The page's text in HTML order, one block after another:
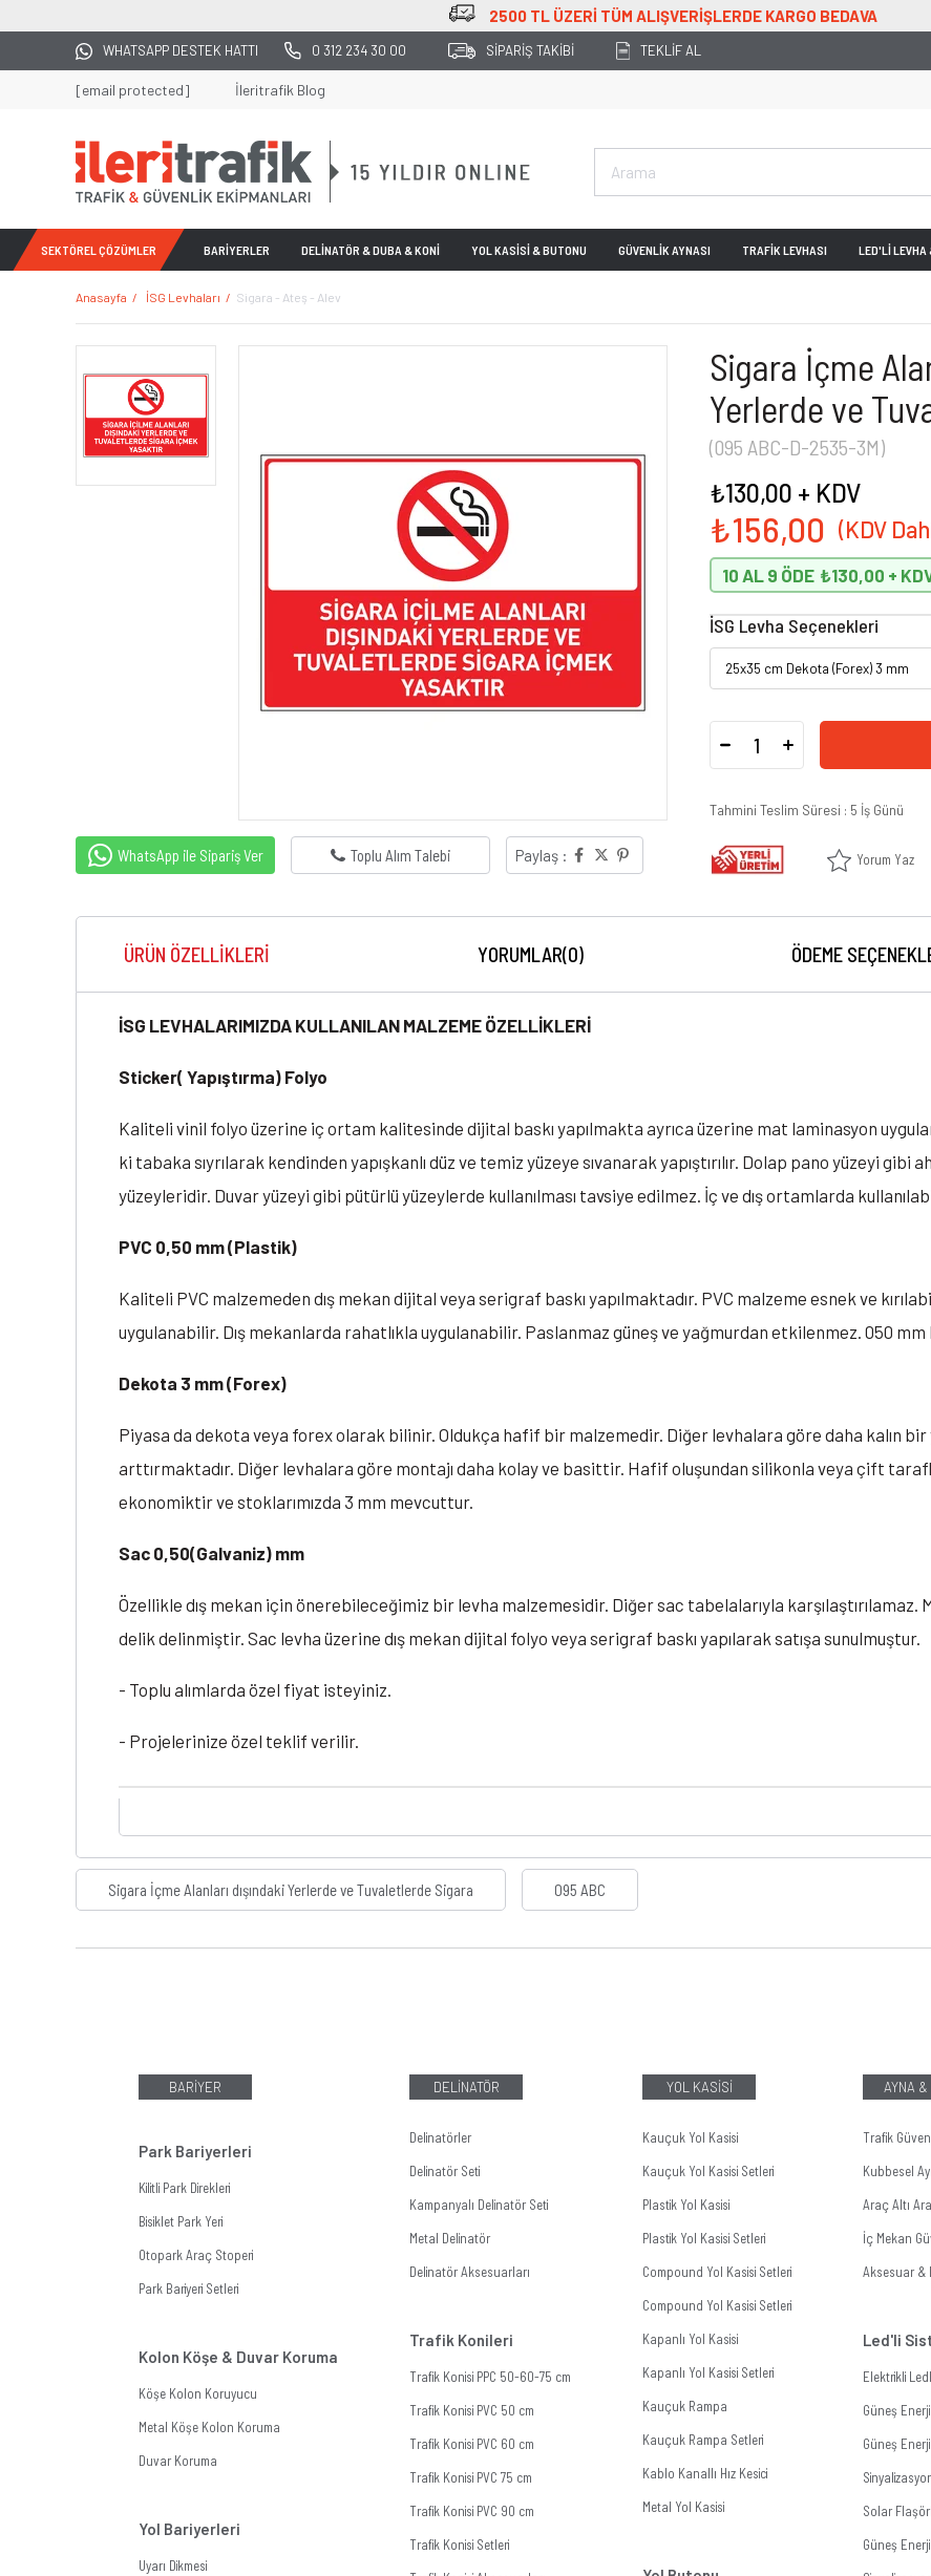
2500 TL ÜZERİ TÜM ALIŞVERİŞLERDE KARGO BEDAVA
WHATSAPP DESTEK HATTI 0 312 234 30 00 SİPARİŞ TAKİBİ TEKLİF AL
[email protected] İleritrafik Blog
SEKTÖREL ÇÖZÜMLER BARİYERLER DELİNATÖR & DUBA & KONİ YOL KASİSİ & BUTONU GÜVENLİK AYNASI TRAFİK LEVHASI LED'Lİ LEVHA
Anasayfa İSG Levhaları Sigara - Ateş - Alev
WhatsApp ile Sipariş Ver Toplu Alım Talebi Paylaş :
Sigara İçme
Yerlerde ve
(095 ABC-D-2535-3M)
₺156,00
₺130,00 + KDV
10 AL 9 ÖDE ₺130,00
İSG Levha Seçenekleri
Tahmini Teslim Süresi : 5 İş Günü
Yorum Yaz
ÜRÜN ÖZELLIKLERI YORUMLAR(0) ÖDEME
İSG LEVHALARIMIZDA KULLANILAN MALZEME ÖZELLİKLERİ
Sticker( Yapıştırma) Folyo
Kaliteli vinil folyo üzerine iç ortam kalitesinde dijital baskı yapılmakta ayrıca üzerine mat laminasyon
ki tabaka sıyrılarak kendinden yapışkanlı düz ve temiz yüzeye sıvanarak yapıştırılır. Dolap pano yüzeyi
yüzeyleridir. Duvar yüzeyi gibi pütürlü yüzeylerde kullanılması tavsiye edilmez. İç ve dış ortamlarda
PVC 0,50 mm (Plastik)
Kaliteli PVC malzemeden dış mekan dijital veya serigraf baskı yapılmaktadır. PVC malzeme esnek ve
uygulanabilir. Dış mekanlarda rahatlıkla uygulanabilir. Paslanmaz güneş ve yağmurdan etkilenmez. 050
Dekota 3 mm (Forex)
Piyasa da dekota veya forex olarak bilinir. Oldukça hafif bir malzemedir. Diğer levhalara göre daha kalın
arttırmaktadır. Diğer levhalara göre montajı daha kolay ve basittir. Hafif oluşundan silikonla veya çift
ekonomiktir ve stoklarımızda 3 mm mevcuttur.
Sac 0,50(Galvaniz) mm
Özellikle dış mekan için önerebileceğimiz bir levha malzemesidir. Diğer sac tabelalarıyla
delik delinmiştir. Sac levha üzerine dış mekan dijital folyo veya serigraf baskı yapılarak satışa sunulmuştur.
- Toplu alımlarda özel fiyat isteyiniz.
- Projelerinize özel teklif verilir.
Sigara İçme Alanları dışındaki Yerlerde ve Tuvaletlerde Sigara 095 ABC
BARİYER
Park Bariyerleri
Kilitli Park Direkleri
Bisiklet Park Yeri
Otopark Araç Stoperi
Park Bariyeri Setleri
Kolon Köşe & Duvar Koruma
Köşe Kolon Koruyucu
Metal Köşe Kolon Koruma
Duvar Koruma
Yol Bariyerleri
Uyarı Dikmesi
DELİNATÖR
Delinatörler
Delinatör Seti
Kampanyalı Delinatör Seti
Metal Delinatör
Delinatör Aksesuarları
Trafik Konileri
Trafik Konisi PPC 50-60-75 cm
Trafik Konisi PVC 50 cm
Trafik Konisi PVC 60 cm
Trafik Konisi PVC 75 cm
Trafik Konisi PVC 90 cm
Trafik Konisi Setleri
YOL KASİSİ
Kauçuk Yol Kasisi
Kauçuk Yol Kasisi Setleri
Plastik Yol Kasisi
Plastik Yol Kasisi Setleri
Compound Yol Kasisi Setleri
Compound Yol Kasisi Setleri
Kapanlı Yol Kasisi
Kapanlı Yol Kasisi Setleri
Kauçuk Rampa
Kauçuk Rampa Setleri
Kablo Kanallı Hız Kesici
Metal Yol Kasisi
AYNA &
Trafik
Kubbesel
Araç Altı
İç Mekan
Aksesuar &
Led'li
Elektrikli
Güneş
Güneş
Solar
Güneş